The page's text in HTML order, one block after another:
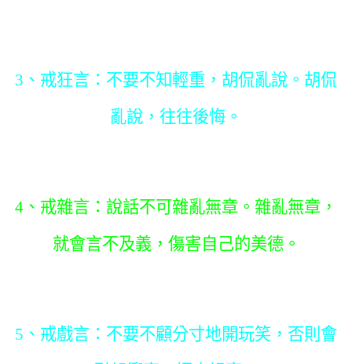
3、戒狂言：不要不知輕重，胡侃亂說。胡侃
亂說，往往後悔。
4、戒雜言：說話不可雜亂無章。雜亂無章，
就會言不及義，傷害自己的美德。
5、戒戲言：不要不顧分寸地開玩笑，否則會